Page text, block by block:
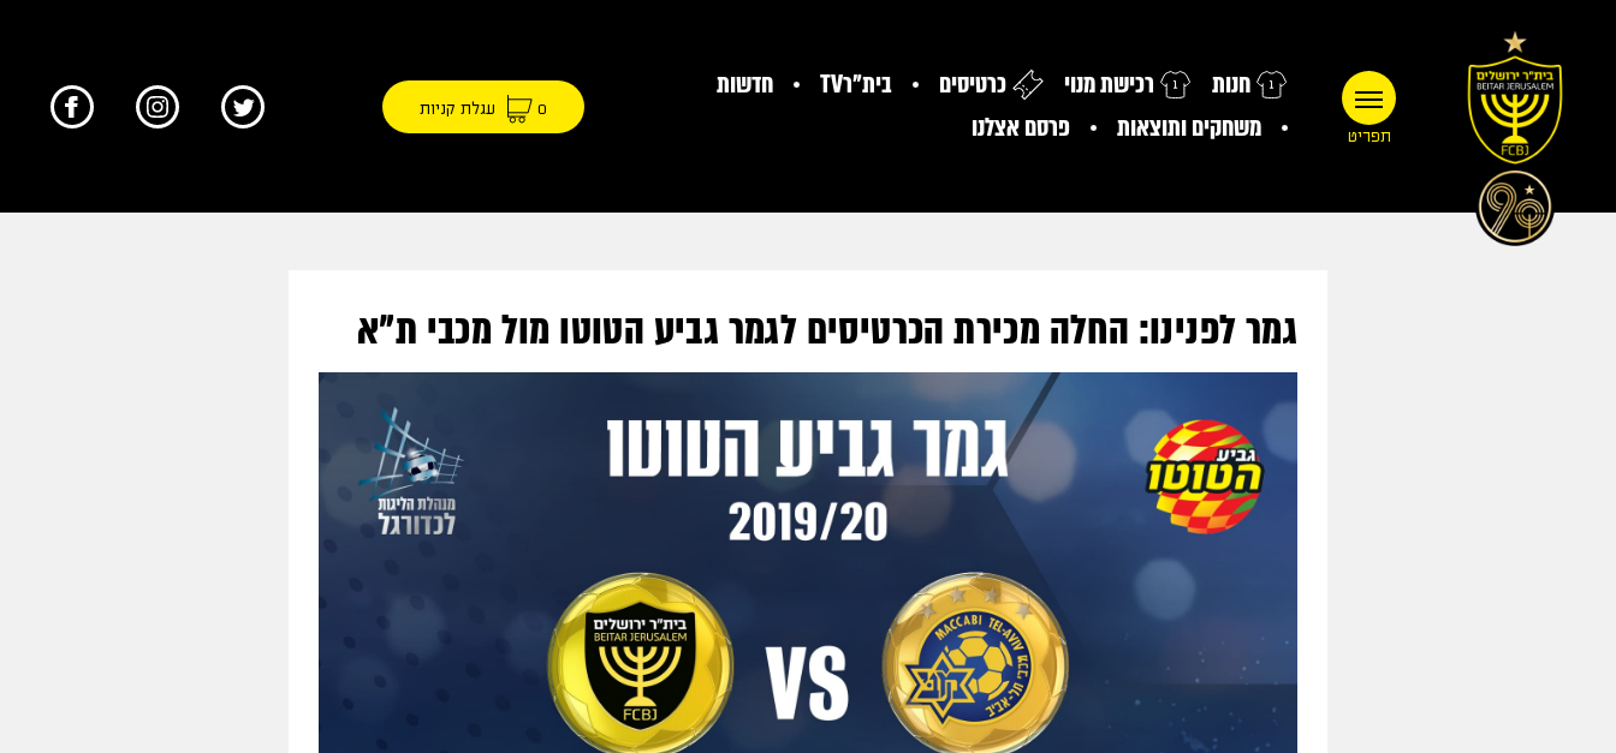
תפריט
חנות רכישת מנוי כרטיסים בית"רTV
חדשות
משחקים ותוצאות
פרסם אצלנו
0 עגלת קניות
גמר לפנינו: החלה מכירת הכרטיסים לגמר גביע הטוטו מול מכבי ת"א